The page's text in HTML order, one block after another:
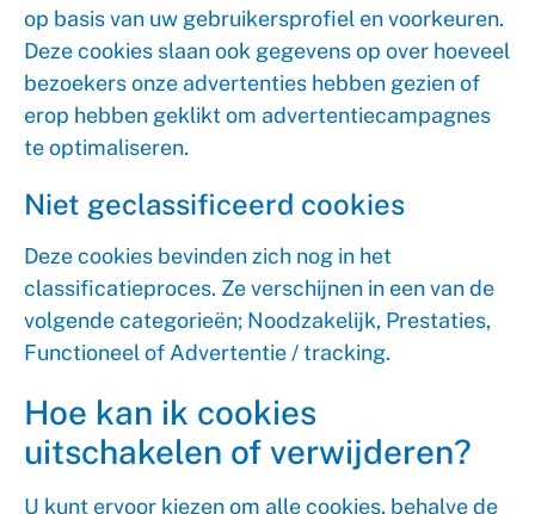
op basis van uw gebruikersprofiel en voorkeuren.
Deze cookies slaan ook gegevens op over hoeveel
bezoekers onze advertenties hebben gezien of
erop hebben geklikt om advertentiecampagnes
te optimaliseren.
Niet geclassificeerd cookies
Deze cookies bevinden zich nog in het
classificatieproces. Ze verschijnen in een van de
volgende categorieën; Noodzakelijk, Prestaties,
Functioneel of Advertentie / tracking.
Hoe kan ik cookies
uitschakelen of verwijderen?
U kunt ervoor kiezen om alle cookies, behalve de